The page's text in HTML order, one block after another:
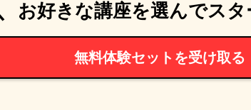
お好きな講座を選んでスタ
無料体験セットを受け取る